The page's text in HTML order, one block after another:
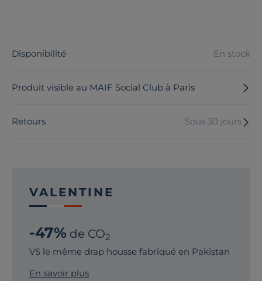
Disponibilité En stock
Produit visible au MAIF Social Club à Paris
Retours Sous 30 jours
VALENTINE
-47% de CO2
VS le même drap housse fabriqué en Pakistan
En savoir plus